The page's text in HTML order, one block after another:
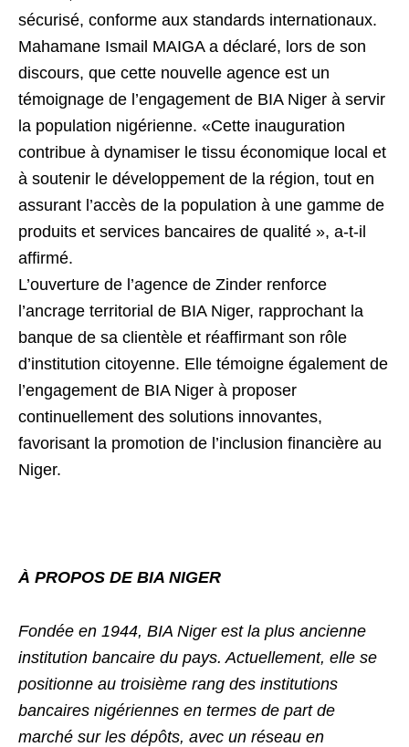
sécurisé, conforme aux standards internationaux.
Mahamane Ismail MAIGA a déclaré, lors de son
discours, que cette nouvelle agence est un
témoignage de l’engagement de BIA Niger à servir
la population nigérienne. «Cette inauguration
contribue à dynamiser le tissu économique local et
à soutenir le développement de la région, tout en
assurant l’accès de la population à une gamme de
produits et services bancaires de qualité », a-t-il
affirmé.
L’ouverture de l’agence de Zinder renforce
l’ancrage territorial de BIA Niger, rapprochant la
banque de sa clientèle et réaffirmant son rôle
d’institution citoyenne. Elle témoigne également de
l’engagement de BIA Niger à proposer
continuellement des solutions innovantes,
favorisant la promotion de l’inclusion financière au
Niger.
À PROPOS DE BIA NIGER
Fondée en 1944, BIA Niger est la plus ancienne
institution bancaire du pays. Actuellement, elle se
positionne au troisième rang des institutions
bancaires nigériennes en termes de part de
marché sur les dépôts, avec un réseau en